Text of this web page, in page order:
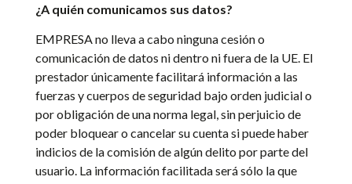
¿A quién comunicamos sus datos?
EMPRESA no lleva a cabo ninguna cesión o
comunicación de datos ni dentro ni fuera de la UE. El
prestador únicamente facilitará información a las
fuerzas y cuerpos de seguridad bajo orden judicial o
por obligación de una norma legal, sin perjuicio de
poder bloquear o cancelar su cuenta si puede haber
indicios de la comisión de algún delito por parte del
usuario. La información facilitada será sólo la que